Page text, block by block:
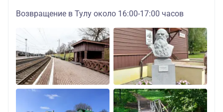
Возвращение в Тулу около 16:00-17:00 часов